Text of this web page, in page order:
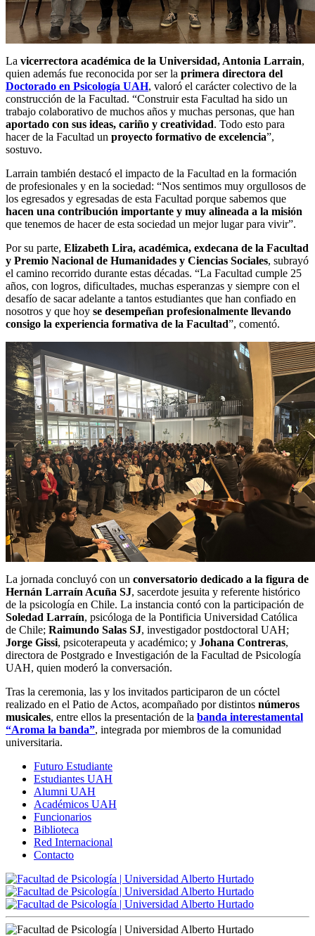
La vicerrectora académica de la Universidad, Antonia Larrain,
quien además fue reconocida por ser la primera directora del
Doctorado en Psicología UAH, valoró el carácter colectivo de la
construcción de la Facultad. “Construir esta Facultad ha sido un
trabajo colaborativo de muchos años y muchas personas, que han
aportado con sus ideas, cariño y creatividad. Todo esto para
hacer de la Facultad un proyecto formativo de excelencia”,
sostuvo.
Larrain también destacó el impacto de la Facultad en la formación
de profesionales y en la sociedad: “Nos sentimos muy orgullosos de
los egresados y egresadas de esta Facultad porque sabemos que
hacen una contribución importante y muy alineada a la misión
que tenemos de hacer de esta sociedad un mejor lugar para vivir”.
Por su parte, Elizabeth Lira, académica, exdecana de la Facultad
y Premio Nacional de Humanidades y Ciencias Sociales, subrayó
el camino recorrido durante estas décadas. “La Facultad cumple 25
años, con logros, dificultades, muchas esperanzas y siempre con el
desafío de sacar adelante a tantos estudiantes que han confiado en
nosotros y que hoy se desempeñan profesionalmente llevando
consigo la experiencia formativa de la Facultad”, comentó.
La jornada concluyó con un conversatorio dedicado a la figura de
Hernán Larraín Acuña SJ, sacerdote jesuita y referente histórico
de la psicología en Chile. La instancia contó con la participación de
Soledad Larraín, psicóloga de la Pontificia Universidad Católica
de Chile; Raimundo Salas SJ, investigador postdoctoral UAH;
Jorge Gissi, psicoterapeuta y académico; y Johana Contreras,
directora de Postgrado e Investigación de la Facultad de Psicología
UAH, quien moderó la conversación.
Tras la ceremonia, las y los invitados participaron de un cóctel
realizado en el Patio de Actos, acompañado por distintos números
musicales, entre ellos la presentación de la banda interestamental
“Aroma la banda”, integrada por miembros de la comunidad
universitaria.
Futuro Estudiante
Estudiantes UAH
Alumni UAH
Académicos UAH
Funcionarios
Biblioteca
Red Internacional
Contacto